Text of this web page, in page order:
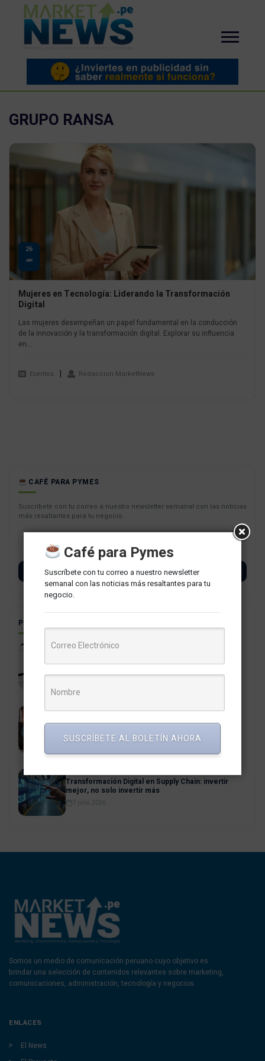
GRUPO RANSA
26
ABR
Mujeres en Tecnología: Liderando la Transformación
Digital
Las mujeres desempeñan un papel fundamental en la conducción
de la innovación y la transformación digital. Explorar su influencia
en...
Eventos Redaccion MarketNews
CAFÉ PARA PYMES
Suscríbete con tu correo a nuestro newsletter semanal con las noticias
más resaltantes para tu negocio.
SUSCRÍBETE
POSTS RELACIONADOS
correo institucional gubernamental
4 agosto, 2026
click
21 julio, 2026
Transformación Digital en Supply Chain: invertir
mejor, no solo invertir más
7 julio, 2026
Somos un medio de comunicación peruano cuyo objetivo es
brindar una selección de contenidos relevantes sobre marketing,
comunicaciones, administración, tecnología y negocios.
ENLACES
El News
Café para Pymes
Suscríbete con tu correo a nuestro newsletter
semanal con las noticias más resaltantes para tu
negocio.
SUSCRÍBETE AL BOLETÍN AHORA